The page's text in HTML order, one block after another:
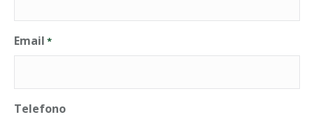
Email *
Telefono